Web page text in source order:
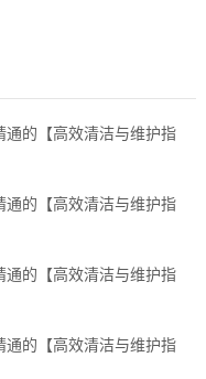
的【高效清洁与维护指
的【高效清洁与维护指
的【高效清洁与维护指
通的【高效清洁与维护指